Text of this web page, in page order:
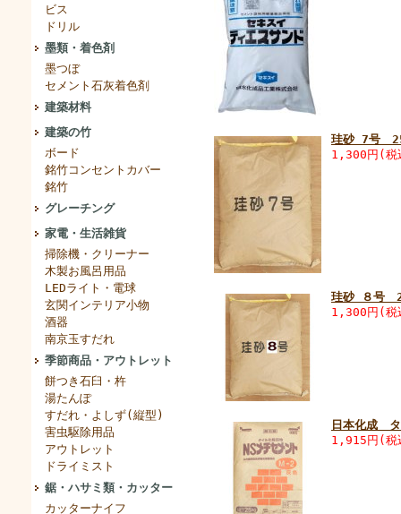
ビス
ドリル
墨類・着色剤
墨つぼ
セメント石灰着色剤
建築材料
建築の竹
ボード
銘竹コンセントカバー
銘竹
グレーチング
家電・生活雑貨
掃除機・クリーナー
木製お風呂用品
LEDライト・電球
玄関インテリア小物
酒器
南京玉すだれ
季節商品・アウトレット
餅つき石臼・杵
湯たんぽ
すだれ・よしず(縦型)
害虫駆除用品
アウトレット
ドライミスト
鋸・ハサミ類・カッター
カッターナイフ
珪砂 7号
1,300円(税
珪砂 ８号
1,300円(税
日本化成
1,915円(税